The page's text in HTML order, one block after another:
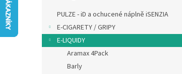
n
PULZE - iD a ochucené náplně iSENZIA
E-CIGARETY / GRIPY
E-LIQUIDY
Aramax 4Pack
Barly